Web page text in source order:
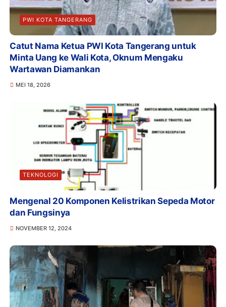
PWI KOTA TANGERANG
Catut Nama Ketua PWI Kota Tangerang untuk
Minta Uang ke Wali Kota, Oknum Mengaku
Wartawan Diamankan
MEI 18, 2026
TEKNOLOGI
Mengenal 20 Komponen Kelistrikan Sepeda Motor
dan Fungsinya
NOVEMBER 12, 2024